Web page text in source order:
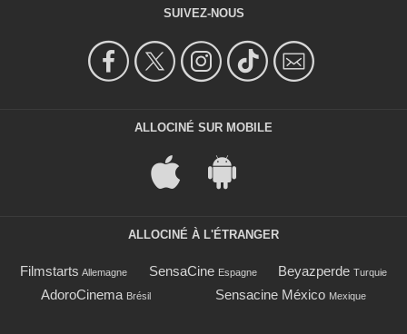
SUIVEZ-NOUS
ALLOCINÉ SUR MOBILE
ALLOCINÉ À L'ÉTRANGER
Filmstarts Allemagne SensaCine Espagne Beyazperde Turquie
AdoroCinema Brésil Sensacine México Mexique